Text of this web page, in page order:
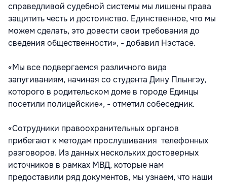
справедливой судебной системы мы лишены права
защитить честь и достоинство. Единственное, что мы
можем сделать, это довести свои требования до
сведения общественности», - добавил Нэстасе.
«Мы все подвергаемся различного вида
запугиваниям, начиная со студента Дину Плынгэу,
которого в родительском доме в городе Единцы
посетили полицейские», - отметил собеседник.
«Сотрудники правоохранительных органов
прибегают к методам прослушивания телефонных
разговоров. Из данных нескольких достоверных
источников в рамках МВД, которые нам
предоставили ряд документов, мы узнаем, что наши